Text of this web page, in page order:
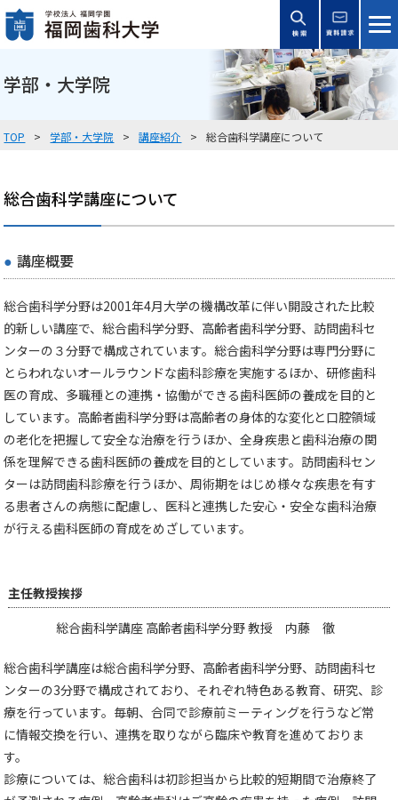
学部・大学院
TOP 学部・大学院 講座紹介 総合歯科学講座について
総合歯科学講座について
講座概要
総合歯科学分野は2001年4月大学の機構改革に伴い開設された比較
的新しい講座で、総合歯科学分野、高齢者歯科学分野、訪問歯科セ
ンターの３分野で構成されています。総合歯科学分野は専門分野に
とらわれないオールラウンドな歯科診療を実施するほか、研修歯科
医の育成、多職種との連携・協働ができる歯科医師の養成を目的と
しています。高齢者歯科学分野は高齢者の身体的な変化と口腔領域
の老化を把握して安全な治療を行うほか、全身疾患と歯科治療の関
係を理解できる歯科医師の養成を目的としています。訪問歯科セン
ターは訪問歯科診療を行うほか、周術期をはじめ様々な疾患を有す
る患者さんの病態に配慮し、医科と連携した安心・安全な歯科治療
が行える歯科医師の育成をめざしています。
主任教授挨拶
総合歯科学講座 高齢者歯科学分野 教授 内藤 徹
総合歯科学講座は総合歯科学分野、高齢者歯科学分野、訪問歯科セ
ンターの3分野で構成されており、それぞれ特色ある教育、研究、診
療を行っています。毎朝、合同で診療前ミーティングを行うなど常
に情報交換を行い、連携を取りながら臨床や教育を進めておりま
す。
診療については、総合歯科は初診担当から比較的短期間で治療終了